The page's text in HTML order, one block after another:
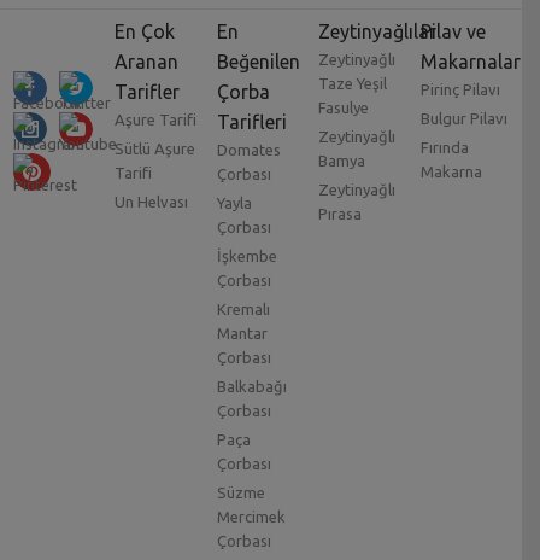
En Çok
Aranan
Tarifler
Aşure Tarifi
Sütlü Aşure
Tarifi
Un Helvası
En
Beğenilen
Çorba
Tarifleri
Domates
Çorbası
Yayla
Çorbası
İşkembe
Çorbası
Kremalı
Mantar
Çorbası
Balkabağı
Çorbası
Paça
Çorbası
Süzme
Mercimek
Çorbası
Zeytinyağlılar
Zeytinyağlı
Taze Yeşil
Fasulye
Zeytinyağlı
Bamya
Zeytinyağlı
Pırasa
Pilav ve
Makarnalar
Pirinç Pilavı
Bulgur Pilavı
Fırında
Makarna